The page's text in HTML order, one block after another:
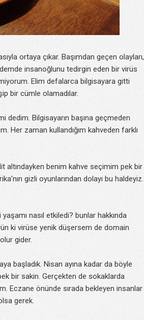
ortaya çıkar. Başımdan geçen olayları,
insanoğlunu tedirgin eden bir virüs
Elim defalarca bilgisayara gitti
bir cümle olamadılar.
dedim. Bilgisayarın başına geçmeden
Her zaman kullandığım kahveden farklı
altındayken benim kahve seçimim pek bir
gizli oyunlarından dolayı bu haldeyiz.
nasıl etkiledi? bunlar hakkında
ki virüse yenik düşersem de domain
gider.
başladık. Nisan ayına kadar da böyle
bir sakin. Gerçekten de sokaklarda
Eczane önünde sırada bekleyen insanlar
gerek.